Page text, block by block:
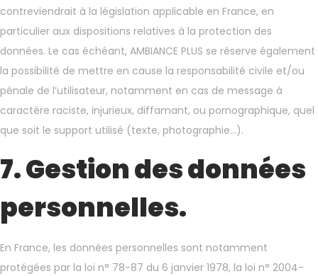
contreviendrait à la législation applicable en France, en
particulier aux dispositions relatives à la protection des
données. Le cas échéant, AMBIANCE PLUS se réserve également
la possibilité de mettre en cause la responsabilité civile et/ou
pénale de l’utilisateur, notamment en cas de message à
caractère raciste, injurieux, diffamant, ou pornographique, quel
que soit le support utilisé (texte, photographie…).
7. Gestion des données
personnelles.
En France, les données personnelles sont notamment
protégées par la loi n° 78-87 du 6 janvier 1978, la loi n° 2004-